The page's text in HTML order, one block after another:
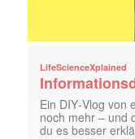
LifeScienceXplained
Ein DIY‑Vlog von
noch mehr – und
du es besser